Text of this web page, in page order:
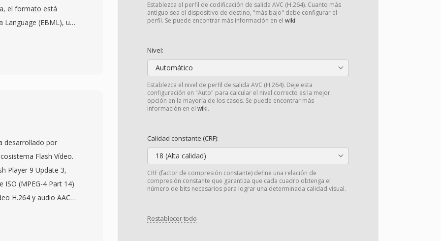
Establezca el perfil de codificación de salida AVC (H.264). Cuanto más
antiguo sea el dispositivo de destino, "más bajo" debe configurar el
perfil. Se puede encontrar más información en el wiki.
Nivel:
Automático
Establezca el nivel de perfil de salida AVC (H.264). Deje esta
configuración en "Auto" para calcular el nivel correcto es la mejor
opción en la mayoría de los casos. Se puede encontrar más
información en el wiki.
Calidad constante (CRF):
18 (Alta calidad)
CRF (factor de compresión constante) define una relación de
compresión constante que garantiza que cada cuadro obtenga el
número de bits necesarios para lograr una determinada calidad visual.
Restablecer todo
el formato está
(EBML), una
una
formatos desde
Blu-ray. MKV
archivos adjuntos
con estilo) y
uno de los
La especificación
pueda implementar
desarrollado por
Flash Vídeo.
Player 9 Update 3,
ISO (MPEG-4 Part 14)
H.264 y audio AAC
de su